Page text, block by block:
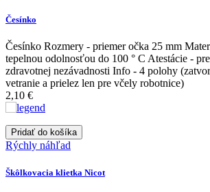
Česínko
Česínko Rozmery - priemer očka 25 mm
tepelnou odolnosťou do 100 ° C Atestácie -
zdravotnej nezávadnosti Info - 4 polohy
vetranie a prielez len pre včely robotnice)
2,10 €
Pridať do košíka
Rýchly náhľad
Škôlkovacia klietka Nicot